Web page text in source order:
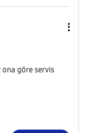
ona göre servis